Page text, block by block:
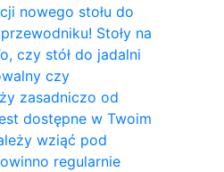
nowego stołu do
Stoły na
czy stół do jadalni
czy
zasadniczo od
dostępne w Twoim
wziąć pod
regularnie